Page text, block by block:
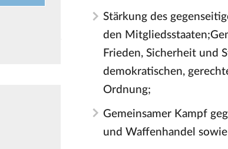
Stärkung des
den
Frieden, Sicherheit und
demokratischen,
Ordnung;
Gemeinsamer Kampf
und Waffenhandel